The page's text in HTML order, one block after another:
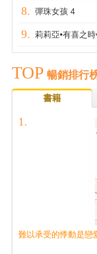
彈珠女孩 4
莉莉亞•有喜之
TOP 暢銷排行
書籍
難以承受的悸動是戀